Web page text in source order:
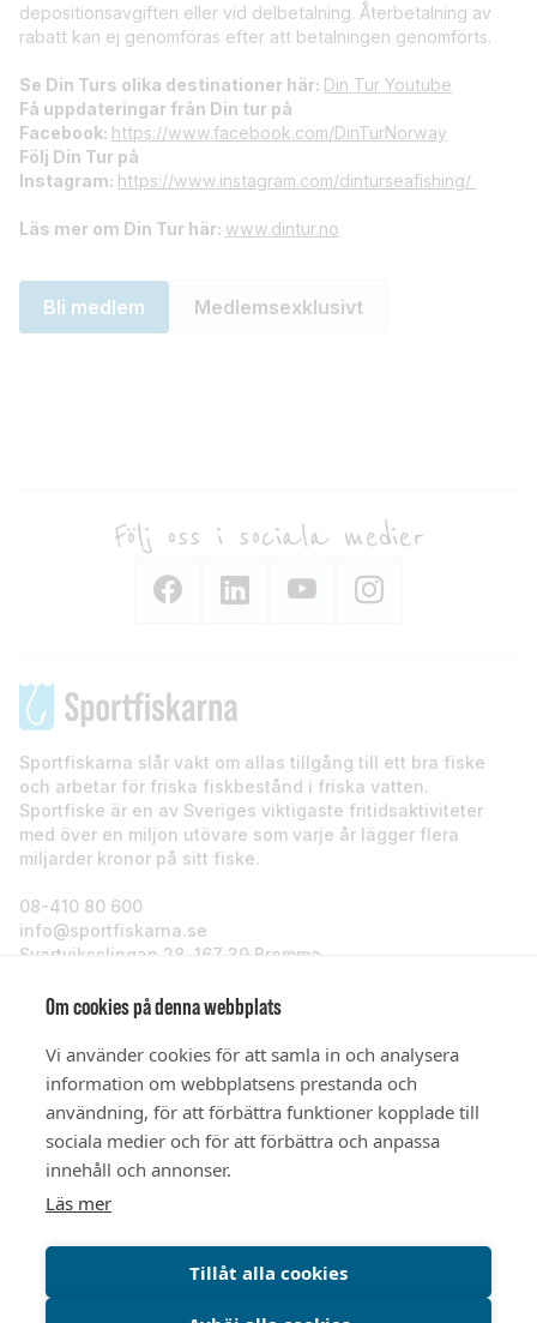
Om cookies på denna webbplats
Vi använder cookies för att samla in och analysera
information om webbplatsens prestanda och
användning, för att förbättra funktioner kopplade till
sociala medier och för att förbättra och anpassa
innehåll och annonser.
Läs mer
Tillåt alla cookies
depositionsavgiften eller vid delbetalning. Återbetalning av
rabatt kan ej genomföras efter att betalningen genomförts.
Se Din Turs olika destinationer här: Din Tur Youtube
Få uppdateringar från Din tur på
Facebook: https://www.facebook.com/DinTurNorway
Följ Din Tur på
Instagram: https://www.instagram.com/dinturseafishing/
Läs mer om Din Tur här: www.dintur.no
Bli medlem Medlemsexklusivt
Följ oss i sociala medier
Sportfiskarna slår vakt om allas tillgång till ett bra fiske
och arbetar för friska fiskbestånd i friska vatten.
Sportfiske är en av Sveriges viktigaste fritidsaktiviteter
med över en miljon utövare som varje år lägger flera
miljarder kronor på sitt fiske.
08-410 80 600
info@sportfiskarna.se
Svartviksslingan 28, 167 39 Bromma
Sportfiskarna
Om oss
Stöd oss